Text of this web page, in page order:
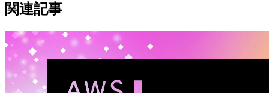
関連記事